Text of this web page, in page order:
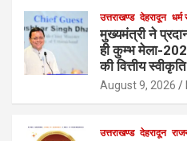
उत्तराखण्ड देहरादून
मुख्यमंत्री ने
ही कुम्भ मेला-
की वित्तीय
August 9, 2026
उत्तराखण्ड देहरादून